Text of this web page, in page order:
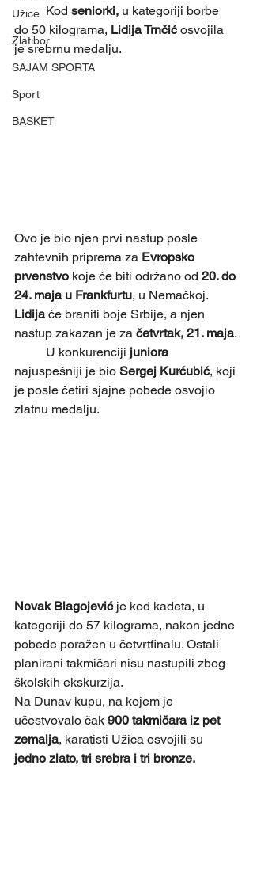
Užice
Zlatibor
SAJAM SPORTA
Sport
BASKET
	Kod
seniorki, u kategoriji borbe
do 50 kilograma, Lidija Trnčić osvojila
je srebrnu medalju.
Ovo je bio njen prvi nastup posle
zahtevnih priprema za Evropsko
prvenstvo koje će biti održano od 20. do
24. maja u Frankfurtu, u Nemačkoj.
Lidija će braniti boje Srbije, a njen
nastup zakazan je za četvrtak, 21. maja.
	U konkurenciji
juniora
najuspešniji je bio Sergej Kurćubić, koji
je posle četiri sjajne pobede osvojio
zlatnu medalju.
Novak Blagojević je kod kadeta, u
kategoriji do 57 kilograma, nakon jedne
pobede poražen u četvrtfinalu. Ostali
planirani takmičari nisu nastupili zbog
školskih ekskurzija.
Na Dunav kupu, na kojem je
učestvovalo čak 900 takmičara iz pet
zemalja, karatisti Užica osvojili su
jedno zlato, tri srebra i tri bronze.